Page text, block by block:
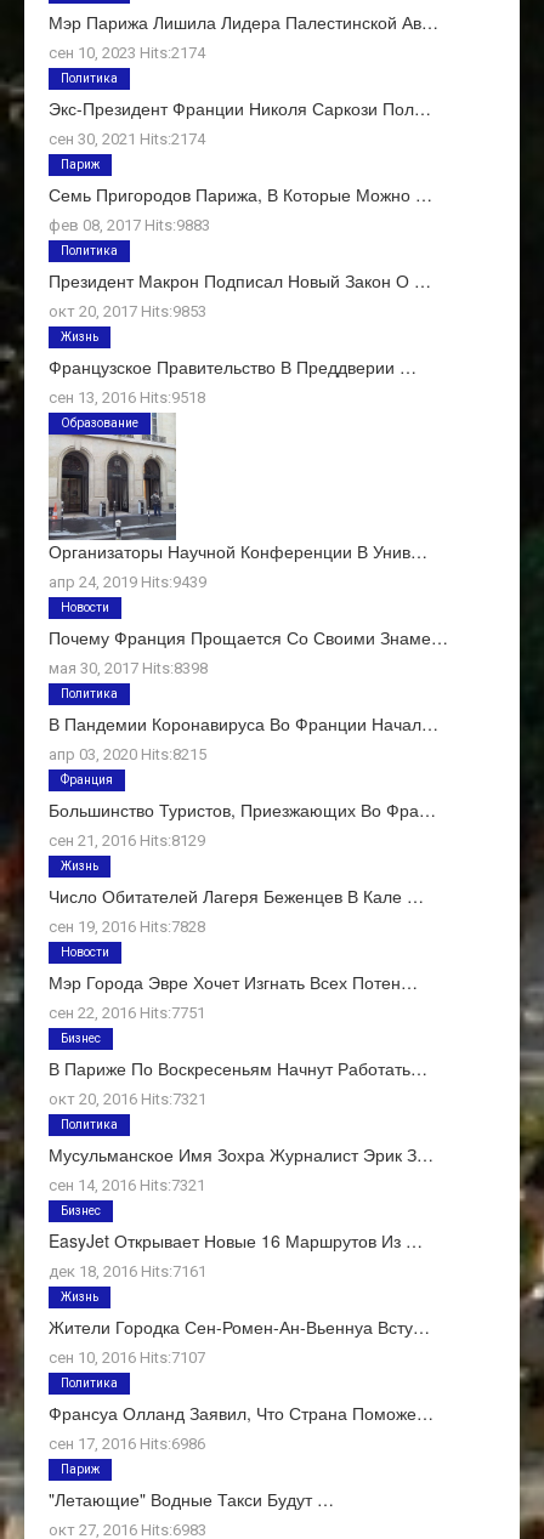
Мэр Парижа Лишила Лидера Палестинской Ав…
сен 10, 2023 Hits:2174
Экс-Президент Франции Николя Саркози Пол…
сен 30, 2021 Hits:2174
Политика
Семь Пригородов Парижа, В Которые Можно …
фев 08, 2017 Hits:9883
Париж
Президент Макрон Подписал Новый Закон О …
окт 20, 2017 Hits:9853
Политика
Французское Правительство В Преддверии …
сен 13, 2016 Hits:9518
Жизнь
Организаторы Научной Конференции В Унив…
апр 24, 2019 Hits:9439
Образование
Почему Франция Прощается Со Своими Знаме…
мая 30, 2017 Hits:8398
Новости
В Пандемии Коронавируса Во Франции Начал…
апр 03, 2020 Hits:8215
Политика
Большинство Туристов, Приезжающих Во Фра…
сен 21, 2016 Hits:8129
Франция
Число Обитателей Лагеря Беженцев В Кале …
сен 19, 2016 Hits:7828
Жизнь
Мэр Города Эвре Хочет Изгнать Всех Потен…
сен 22, 2016 Hits:7751
Новости
В Париже По Воскресеньям Начнут Работать…
окт 20, 2016 Hits:7321
Бизнес
Мусульманское Имя Зохра Журналист Эрик З…
сен 14, 2016 Hits:7321
Политика
EasyJet Открывает Новые 16 Маршрутов Из …
дек 18, 2016 Hits:7161
Бизнес
Жители Городка Сен-Ромен-Ан-Вьеннуа Всту…
сен 10, 2016 Hits:7107
Жизнь
Франсуа Олланд Заявил, Что Страна Поможе…
сен 17, 2016 Hits:6986
Политика
"Летающие" Водные Такси Будут …
окт 27, 2016 Hits:6983
Париж